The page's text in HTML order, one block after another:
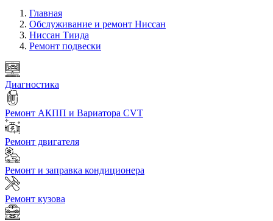
Главная
Обслуживание и ремонт Ниссан
Ниссан Тиида
Ремонт подвески
Диагностика
Ремонт АКПП и Вариатора CVT
Ремонт двигателя
Ремонт и заправка кондиционера
Ремонт кузова